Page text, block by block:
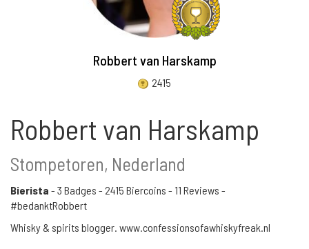
Robbert van Harskamp
2415
Robbert van Harskamp
Stompetoren, Nederland
Bierista - 3 Badges - 2415 Biercoins - 11 Reviews -
#bedanktRobbert
Whisky & spirits blogger. www.confessionsofawhiskyfreak.nl